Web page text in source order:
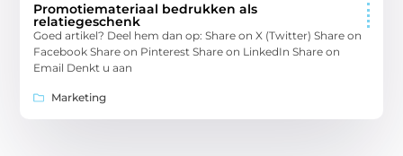
Promotiemateriaal bedrukken als
relatiegeschenk
Goed artikel? Deel hem dan op: Share on X (Twitter) Share on
Facebook Share on Pinterest Share on LinkedIn Share on
Email Denkt u aan
Marketing